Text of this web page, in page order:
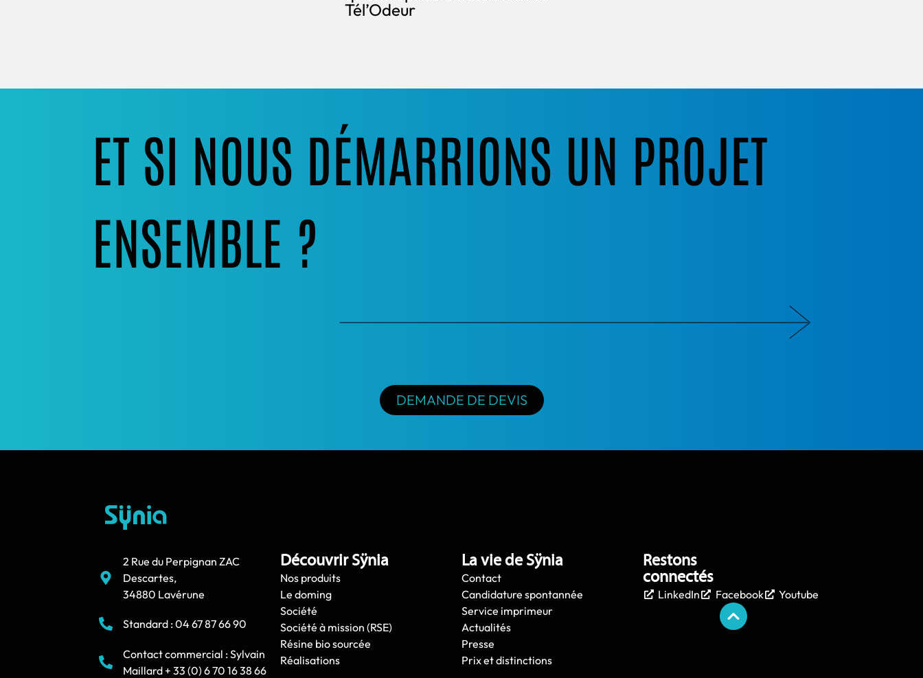
Tél’Odeur
ET SI NOUS DÉMARRIONS UN PROJET
ENSEMBLE ?
DEMANDE DE DEVIS
2 Rue du Perpignan ZAC
Descartes,
34880 Lavérune
Standard : 04 67 87 66 90
Contact commercial : Sylvain
Maillard + 33 (0) 6 70 16 38 66
Découvrir Sÿnia
Nos produits
Le doming
Société
Société à mission (RSE)
Résine bio sourcée
Réalisations
La vie de Sÿnia
Contact
Candidature spontannée
Service imprimeur
Actualités
Presse
Prix et distinctions
Restons
connectés
LinkedIn Facebook Youtube